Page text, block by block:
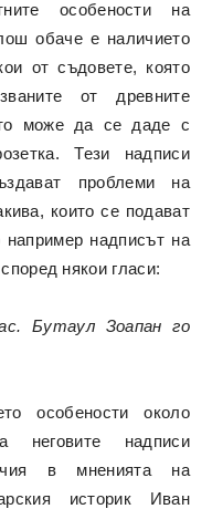
особености на
обаче е наличието
от съдовете, която
от древните
може да се даде с
Тези надписи
проблеми на
които се подават
надписът на
някои гласи:
Бутаул Зоапан го
особености около
неговите надписи
в мненията на
историк Иван